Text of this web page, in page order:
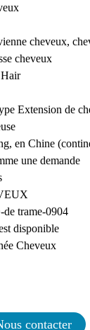
cheveux,
cheveux
Extension de
en Chine
une demande
trame-0904
disponible
Cheveux
contacter